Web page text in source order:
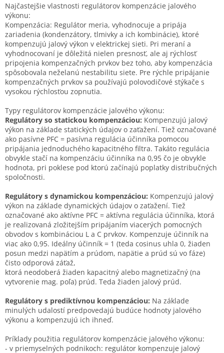
Najčastejšie vlastnosti regulátorov kompenzácie jalového
výkonu:
Kompenzácia: Regulátor meria, vyhodnocuje a pripája
zariadenia (kondenzátory, tlmivky a ich kombinácie), ktoré
kompenzujú jalový výkon v elektrickej sieti. Pri meraní a
vyhodnocovaní je dôležitá nielen presnosť, ale aj rýchlosť
pripojenia kompenzačných prvkov bez toho, aby kompenzácia
spôsobovala neželanú nestabilitu siete. Pre rýchle pripájanie
kompenzačných prvkov sa používajú polovodičové stýkače s
vysokou rýchlosťou zopnutia.
Typy regulátorov kompenzácie jalového výkonu:
Regulátory so statickou kompenzáciou: Kompenzujú jalový
výkon na základe statických údajov o zaťažení. Tiež označované
ako pasívne PFC = pasívna regulácia účinníka pomocou
pripájania jednoduchého kapacitného filtra. Takáto regulácia
obvykle stačí na kompenzáciu účinníka na 0,95 čo je obvykle
hodnota, pri poklese pod ktorú začínajú poplatky distribučných
spoločnosti.
Regulátory s dynamickou kompenzáciou: Kompenzujú jalový
výkon na základe dynamických údajov o zaťažení. Tiež
označované ako aktívne PFC = aktívna regulácia účinníka, ktorá
je realizovaná zložitejším pripájaním viacerých pomocných
obvodov s kombináciou L a C prvkov. Kompenzuje účinník na
viac ako 0,95. Ideálny účinník = 1 (teda cosinus uhla 0, žiaden
posun medzi napätím a prúdom, napätie a prúd sú vo fáze)
čisto odporová záťaž,
ktorá neodoberá žiaden kapacitný alebo magnetizačný (na
vytvorenie mag. poľa) prúd. Teda žiaden jalový prúd.
Regulátory s prediktívnou kompenzáciou: Na základe
minulých udalostí predpovedajú budúce hodnoty jalového
výkonu a kompenzujú ich ihneď.
Príklady použitia regulátorov kompenzácie jalového výkonu:
- v priemyselných podnikoch: regulátor kompenzuje jalový